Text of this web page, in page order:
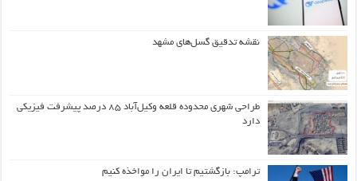
نقشه تدقیق گسل‌های مشهد
طراحی شهری محدوده قلعه وکیل‌آباد ۸۵ درصد پیشرفت فیزیکی
دارد
ترامپ: بازگشتیم تا ایران را مواخذه کنیم